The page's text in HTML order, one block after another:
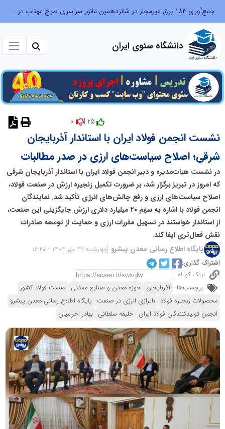
جمع‌آوری 183 برق غیرمجاز در شانزدهمین مانور سراسری طرح مهتاب در استان تهران
دانشگاه سئوی ایران
25 |
نشست انجمن فولاد ایران با استاندار آذربایجان
شرقی؛ اصلاح سیاست‌های ارزی در صدر مطالبات
در نشست هیات‌مدیره و دبیر انجمن فولاد ایران با استاندار آذربایجان شرقی
که امروز در تبریز برگزار شد، بر ضرورت تکمیل زنجیره ارزش در صنعت فولاد،
اصلاح سیاست‌های ارزی و رفع چالش‌های انرژی تأکید شد. نمایندگان
انجمن فولاد با اشاره به سهم ۲۰ میلیارد دلاری ارزش جایگزینی این صنعت،
از استاندار خواستند در تسهیل مقررات ارزی و حمایت از توسعه صادرات
نقش فعال‌تری ایفا کند.
پایگاه اطلاع رسانی معدن پیشرو چهارشنبه 23 مهر 1404 - 16:45
اشتراک گذاری:
لینک کوتاه
برچسب‌ها: آذربایجان حوزه معدن و صنایع معدنی صنعت فولاد کشور
محصولات زنجیره فولاد ناترازی انرژی در صنعت پایگاه اطلاع رسانی معدن پیشرو
انجمن تولیدکنندگان فولاد ایران خلیفه سلطانی بهادر احرامیان